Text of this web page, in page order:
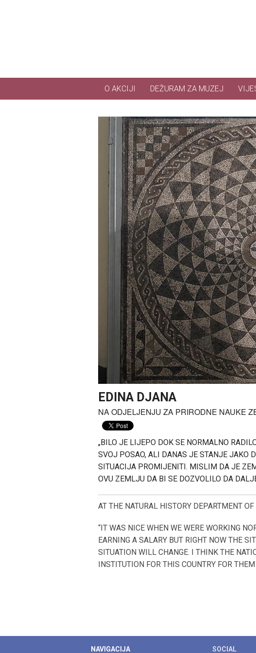
O AKCIJI DEŽURAM ZA MUZEJ
EDINA DJANA
NA ODJELJENJU ZA PRIRODNE NAUKE
„BILO JE LIJEPO DOK SE NORMALNO
SVOJ POSAO, ALI DANAS JE STANJE JAKO
SITUACIJA PROMIJENITI. MISLIM DA JE
OVU ZEMLJU DA BI SE DOZVOLILO DA
AT THE NATURAL HISTORY DEPARTMENT
“IT WAS NICE WHEN WE WERE WORKING
EARNING A SALARY BUT RIGHT NOW THE
SITUATION WILL CHANGE. I THINK THE
INSTITUTION FOR THIS COUNTRY FOR
NAVIGACIJA SOCIAL